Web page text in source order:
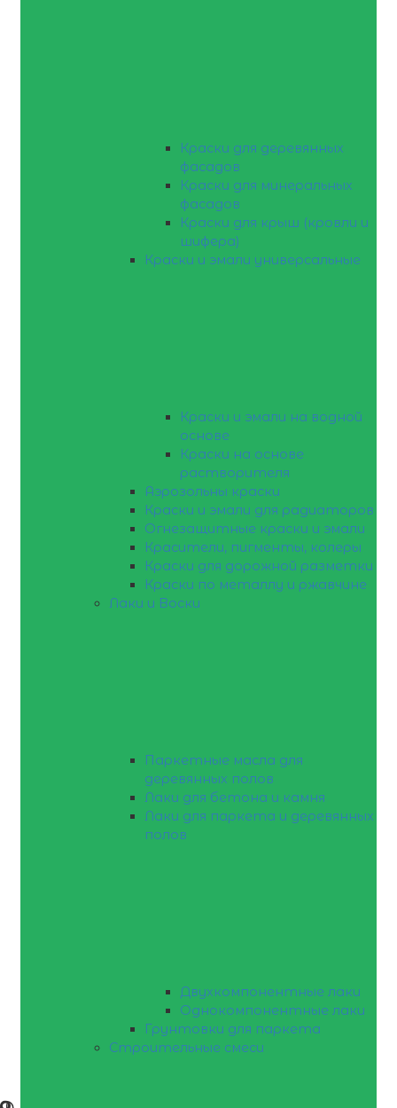
Краски для деревянных
фасадов
Краски для минеральных
фасадов
Краски для крыш (кровли и
шифера)
Краски и эмали универсальные
Краски и эмали на водной
основе
Краски на основе
растворителя
Аэрозольны краски
Краски и эмали для радиаторов
Огнезащитные краски и эмали
Красители, пигменты, колеры
Краски для дорожной разметки
Краски по металлу и ржавчине
Лаки и Воски
Паркетные масла для
деревянных полов
Лаки для бетона и камня
Лаки для паркета и деревянных
полов
Двухкомпонентные лаки
Однокомпонентные лаки
Грунтовки для паркета
Строительные смеси